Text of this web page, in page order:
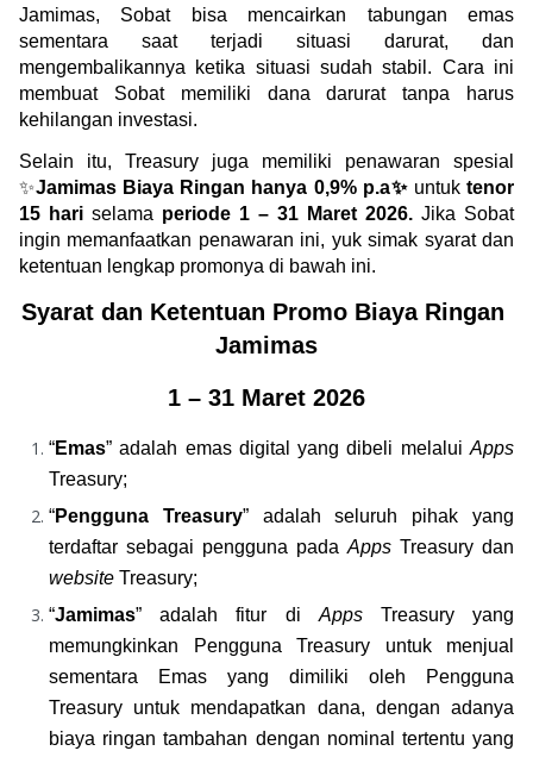
Jamimas, Sobat bisa mencairkan tabungan emas
sementara saat terjadi situasi darurat, dan
mengembalikannya ketika situasi sudah stabil. Cara ini
membuat Sobat memiliki dana darurat tanpa harus
kehilangan investasi.
Selain itu, Treasury juga memiliki penawaran spesial
✨Jamimas Biaya Ringan hanya 0,9% p.a✨ untuk tenor
15 hari selama periode 1 – 31 Maret 2026. Jika Sobat
ingin memanfaatkan penawaran ini, yuk simak syarat dan
ketentuan lengkap promonya di bawah ini.
Syarat dan Ketentuan Promo Biaya Ringan
Jamimas
1 – 31 Maret 2026
“Emas” adalah emas digital yang dibeli melalui Apps
Treasury;
“Pengguna Treasury” adalah seluruh pihak yang
terdaftar sebagai pengguna pada Apps
website Treasury;
“Jamimas” adalah fitur di Apps Treasury yang
memungkinkan Pengguna Treasury untuk menjual
sementara Emas yang dimiliki oleh Pengguna
Treasury untuk mendapatkan dana, dengan adanya
biaya ringan tambahan dengan nominal tertentu yang